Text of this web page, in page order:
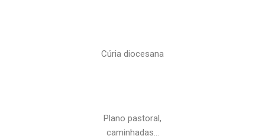
Cúria diocesana
Plano pastoral,
caminhadas…